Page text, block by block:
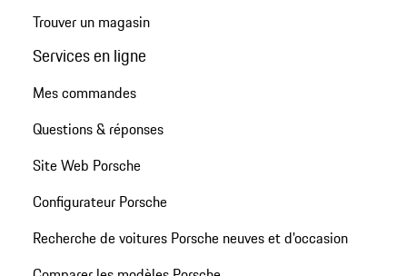
Trouver un magasin
Services en ligne
Mes commandes
Questions & réponses
Site Web Porsche
Configurateur Porsche
Recherche de voitures Porsche neuves et d'occasion